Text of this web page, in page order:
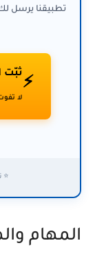
تطبيقنا يرسل
⚡
ثبّت
لا
⭐
المهام